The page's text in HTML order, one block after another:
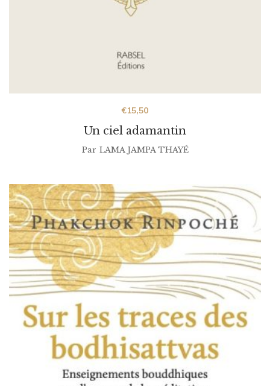
Un ciel adamantin
€15,50
Par LAMA JAMPA THAYÉ